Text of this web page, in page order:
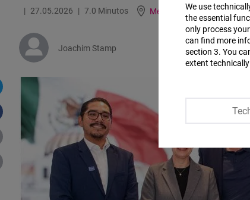
27.05.2026 7.0 Minutos México English
Joachim Stamp
We use
the essential
only process
can find more
section 3. You
extent